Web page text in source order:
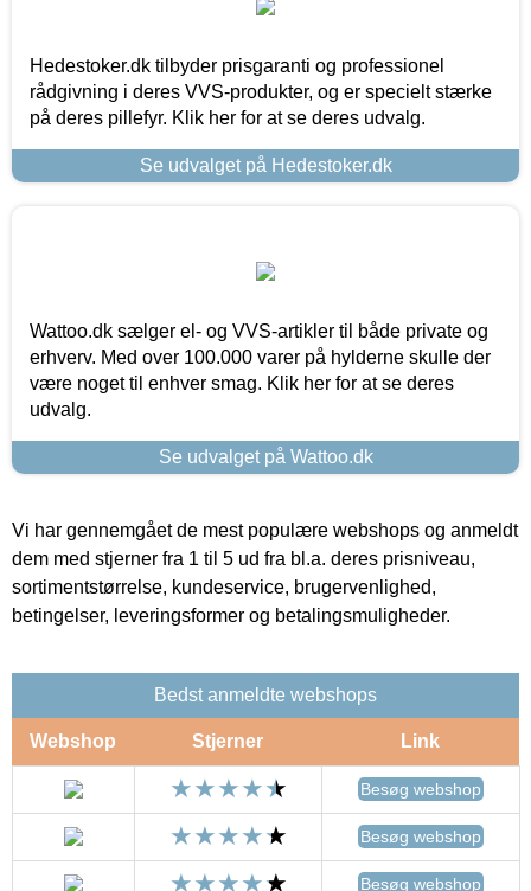
Hedestoker.dk tilbyder prisgaranti og professionel
rådgivning i deres VVS-produkter, og er specielt stærke
på deres pillefyr. Klik her for at se deres udvalg.
Se udvalget på Hedestoker.dk
Wattoo.dk sælger el- og VVS-artikler til både private og
erhverv. Med over 100.000 varer på hylderne skulle der
være noget til enhver smag. Klik her for at se deres
udvalg.
Se udvalget på Wattoo.dk
Vi har gennemgået de mest populære webshops og anmeldt
dem med stjerner fra 1 til 5 ud fra bl.a. deres prisniveau,
sortimentstørrelse, kundeservice, brugervenlighed,
betingelser, leveringsformer og betalingsmuligheder.
Bedst anmeldte webshops
Webshop Stjerner Link
Besøg webshop
Besøg webshop
Besøg webshop